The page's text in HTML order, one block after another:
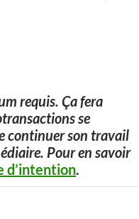
requis. Ça fera
se
continuer son travail
Pour en savoir
d’intention.